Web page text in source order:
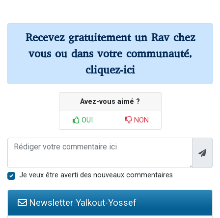
Recevez gratuitement un Rav chez
vous ou dans votre communauté,
cliquez-ici
Avez-vous aimé ?
OUI NON
Je veux être averti des nouveaux commentaires
Newsletter Yalkout-Yossef